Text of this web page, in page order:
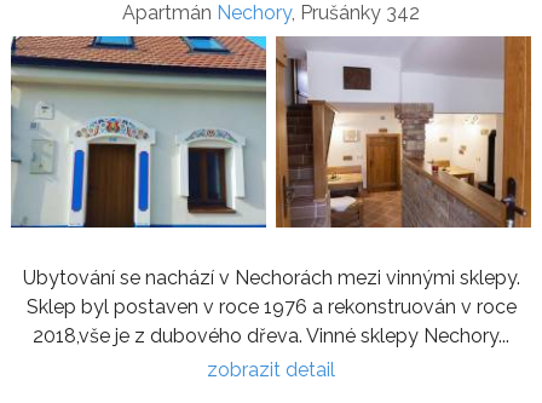
Apartmán Nechory, Prušánky 342
Ubytování se nachází v Nechorách mezi vinnými sklepy.
Sklep byl postaven v roce 1976 a rekonstruován v roce
2018,vše je z dubového dřeva. Vinné sklepy Nechory...
zobrazit detail